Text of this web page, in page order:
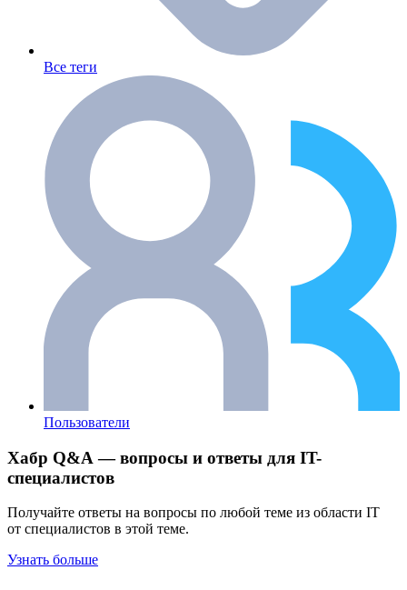
Все теги
Пользователи
Хабр Q&A — вопросы и ответы для IT-
специалистов
Получайте ответы на вопросы по любой теме из области IT
от специалистов в этой теме.
Узнать больше